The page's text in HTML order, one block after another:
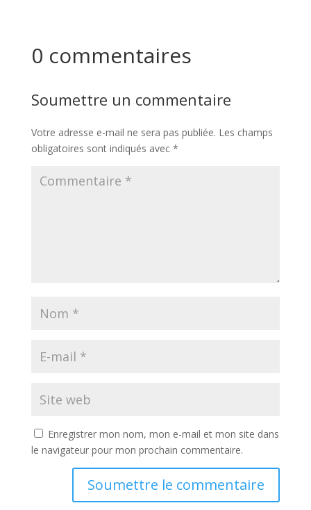
0 commentaires
Soumettre un commentaire
Votre adresse e-mail ne sera pas publiée. Les champs
obligatoires sont indiqués avec *
Enregistrer mon nom, mon e-mail et mon site dans
le navigateur pour mon prochain commentaire.
Soumettre le commentaire